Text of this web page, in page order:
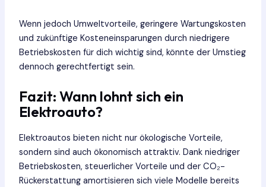
Wenn jedoch Umweltvorteile, geringere Wartungskosten
und zukünftige Kosteneinsparungen durch niedrigere
Betriebskosten für dich wichtig sind, könnte der Umstieg
dennoch gerechtfertigt sein.
Fazit: Wann lohnt sich ein
Elektroauto?
Elektroautos bieten nicht nur ökologische Vorteile,
sondern sind auch ökonomisch attraktiv. Dank niedriger
Betriebskosten, steuerlicher Vorteile und der CO₂-
Rückerstattung amortisieren sich viele Modelle bereits